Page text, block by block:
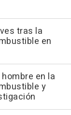
tras la
en
en la
y